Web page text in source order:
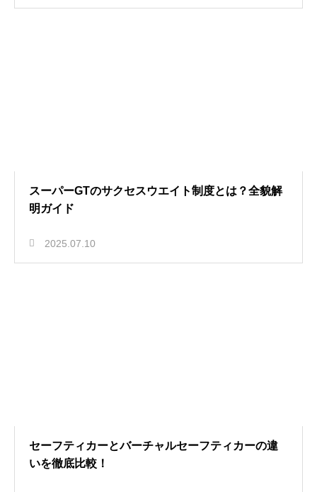
スーパーGTのサクセスウエイト制度とは？全貌解
明ガイド
2025.07.10
セーフティカーとバーチャルセーフティカーの違
いを徹底比較！